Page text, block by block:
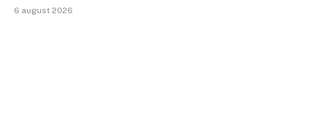
6 august 2026